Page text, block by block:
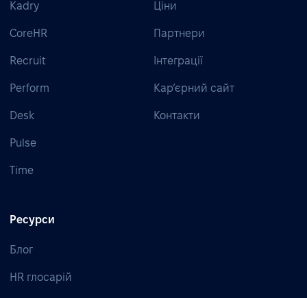
Kadry
CoreHR
Recruit
Perform
Desk
Pulse
Time
Ціни
Партнери
Інтеграції
Кар’єрний сайт
Контакти
Ресурси
Блог
HR глосарій